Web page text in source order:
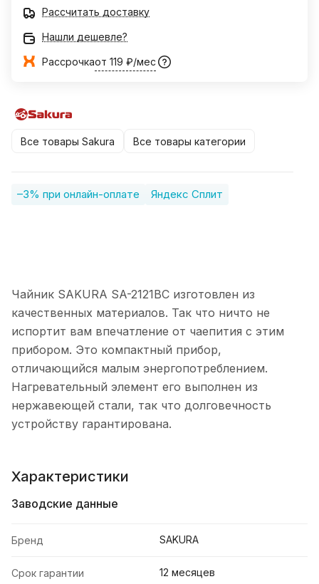
Рассчитать доставку
Нашли дешевле?
Рассрочкаот 119 ₽/мес
Все товары Sakura Все товары категории
–3% при онлайн-оплате Яндекс Сплит
Чайник SAKURA SA-2121BC изготовлен из
качественных материалов. Так что ничто не
испортит вам впечатление от чаепития с этим
прибором. Это компактный прибор,
отличающийся малым энергопотреблением.
Нагревательный элемент его выполнен из
нержавеющей стали, так что долговечность
устройству гарантирована.
Характеристики
Заводские данные
Бренд SAKURA
Срок гарантии 12 месяцев